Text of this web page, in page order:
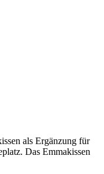
als Ergänzung für
Das Emmakissen